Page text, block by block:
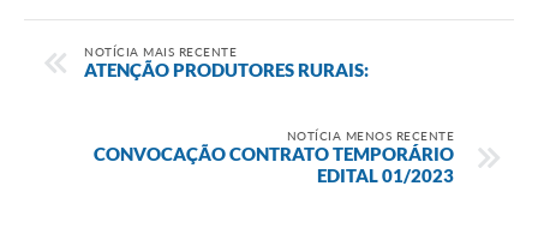
NOTÍCIA MAIS RECENTE
ATENÇÃO PRODUTORES RURAIS:
NOTÍCIA MENOS RECENTE
CONVOCAÇÃO CONTRATO TEMPORÁRIO
EDITAL 01/2023